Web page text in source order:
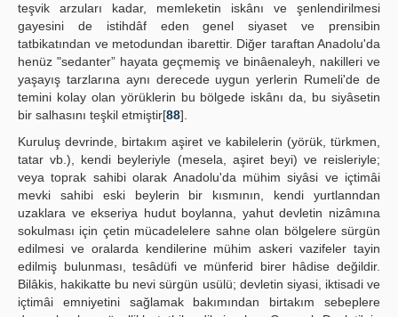
teşvik arzuları kadar, memleketin iskânı ve şenlendirilmesi
gayesini de istihdâf eden genel siyaset ve prensibin
tatbikatından ve metodundan ibarettir. Diğer taraftan Anadolu'da
henüz "sedanter” hayata geçmemiş ve binâenaleyh, nakilleri ve
yaşayış tarzlarına aynı derecede uygun yerlerin Rumeli'de de
temini kolay olan yörüklerin bu bölgede iskânı da, bu siyâsetin
bir salhasını teşkil etmiştir[88].
Kuruluş devrinde, birtakım aşiret ve kabilelerin (yörük, türkmen,
tatar vb.), kendi beyleriyle (mesela, aşiret beyi) ve reisleriyle;
veya toprak sahibi olarak Anadolu'da mühim siyâsi ve içtimâi
mevki sahibi eski beylerin bir kısmının, kendi yurtlanndan
uzaklara ve ekseriya hudut boylanna, yahut devletin nizâmına
sokulması için çetin mücadelelere sahne olan bölgelere sürgün
edilmesi ve oralarda kendilerine mühim askeri vazifeler tayin
edilmiş bulunması, tesâdüfi ve münferid birer hâdise değildir.
Bilâkis, hakikatte bu nevi sürgün usülü; devletin siyasi, iktisadi ve
içtimâi emniyetini sağlamak bakımından birtakım sebeplere